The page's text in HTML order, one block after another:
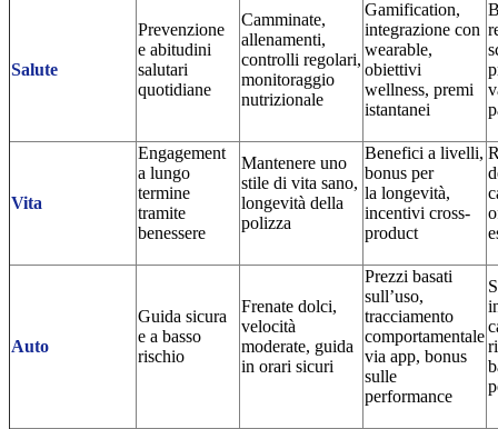
Salute
Prevenzione
e abitudini
salutari
quotidiane
Camminate,
allenamenti,
controlli regolari,
monitoraggio
nutrizionale
Gamification,
integrazione con
wearable,
obiettivi
wellness, premi
istantanei
Vita
Engagement
a lungo
termine
tramite
benessere
Mantenere uno
stile di vita sano,
longevità della
polizza
Benefici a livelli,
bonus per
la longevità,
incentivi cross-
product
Auto
Guida sicura
e a basso
rischio
Frenate dolci,
velocità
moderate, guida
in orari sicuri
Prezzi basati
sull’uso,
tracciamento
comportamentale
via app, bonus
sulle
performance